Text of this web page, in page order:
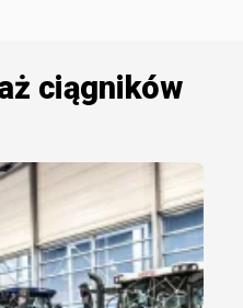
ciągników